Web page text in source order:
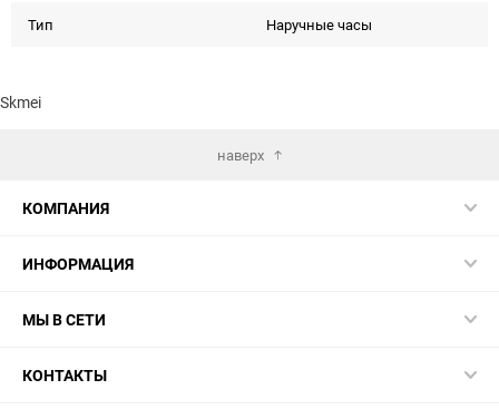
Тип Наручные часы
Skmei
наверх
КОМПАНИЯ
ИНФОРМАЦИЯ
МЫ В СЕТИ
КОНТАКТЫ